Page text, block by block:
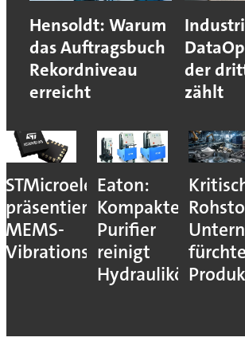
Hensoldt: Warum
das Auftragsbuch
Rekordniveau
erreicht
der
zählt
STMicroelectronics
präsentiert
MEMS-
Vibrationssensor
Eaton:
Kompakter
Purifier
reinigt
Hydrauliköle